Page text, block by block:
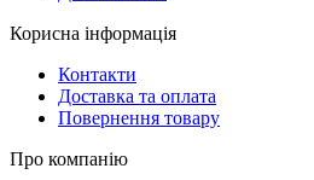
Корисна інформація
Контакти
Доставка та оплата
Повернення товару
Про компанію